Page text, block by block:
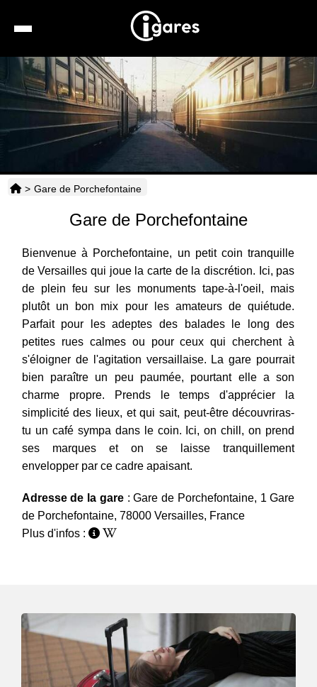
Recherche
Location de voiture
Hôtels
Taxis
> Gare de Porchefontaine
Gare de Porchefontaine
Bienvenue à Porchefontaine, un petit coin tranquille
de Versailles qui joue la carte de la discrétion. Ici, pas
de plein feu sur les monuments tape-à-l'oeil, mais
plutôt un bon mix pour les amateurs de quiétude.
Parfait pour les adeptes des balades le long des
petites rues calmes ou pour ceux qui cherchent à
s'éloigner de l'agitation versaillaise. La gare pourrait
bien paraître un peu paumée, pourtant elle a son
charme propre. Prends le temps d'apprécier la
simplicité des lieux, et qui sait, peut-être découvriras-
tu un café sympa dans le coin. Ici, on chill, on prend
ses marques et on se laisse tranquillement
envelopper par ce cadre apaisant.
Adresse de la gare : Gare de Porchefontaine, 1 Gare
de Porchefontaine, 78000 Versailles, France
Plus d'infos :